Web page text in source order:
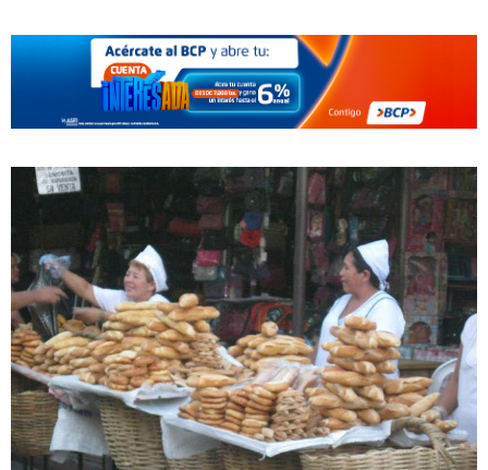
Vendedoras-
de-
pan-
en-
Santa-
Cruz.jpg